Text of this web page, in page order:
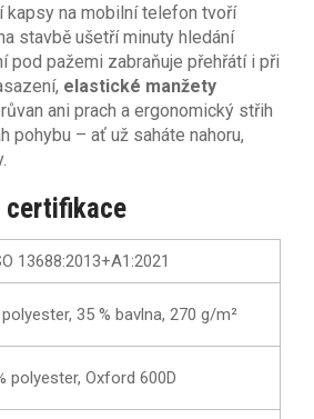
kapsy na mobilní telefon tvoří
stavbě ušetří minuty hledání
pod pažemi zabraňuje přehřátí i při
elastické manžety
ani prach a ergonomický střih
pohybu – ať už saháte nahoru,
certifikace
13688:2013+A1:2021
35 % bavlna, 270 g/m²
polyester, Oxford 600D